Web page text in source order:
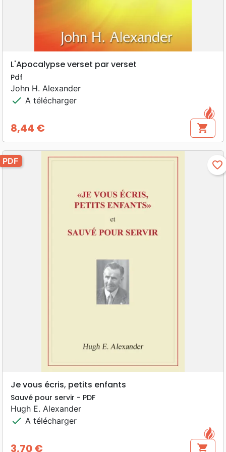
L'Apocalypse verset par verset
Pdf
John H. Alexander
check A télécharger
Prix
8,44 € shopping_cart
PDF favorite_border
Je vous écris, petits enfants
Sauvé pour servir - PDF
Hugh E. Alexander
check A télécharger
3,70 € shopping_cart